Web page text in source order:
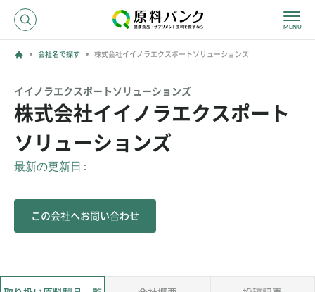
サプライヤーの方へ
新規登録
会社名で探す 株式会社イイノラエクスポートソリューションズ
イイノラエクスポートソリューションズ
株式会社イイノラエクスポート
ソリューションズ
最新の更新日 :
この会社へお問い合わせ